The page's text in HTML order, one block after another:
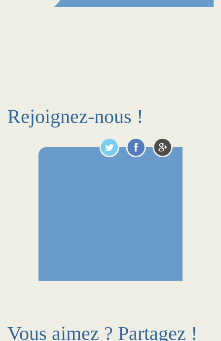
Rejoignez-nous !
Vous aimez ? Partagez !